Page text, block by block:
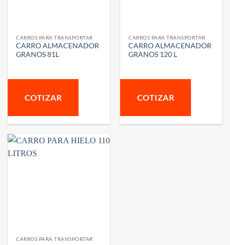
CARROS PARA TRANSPORTAR
CARRO ALMACENADOR
GRANOS 81L
COTIZAR
CARROS PARA TRANSPORTAR
CARRO ALMACENADOR
GRANOS 120 L
COTIZAR
CARROS PARA TRANSPORTAR